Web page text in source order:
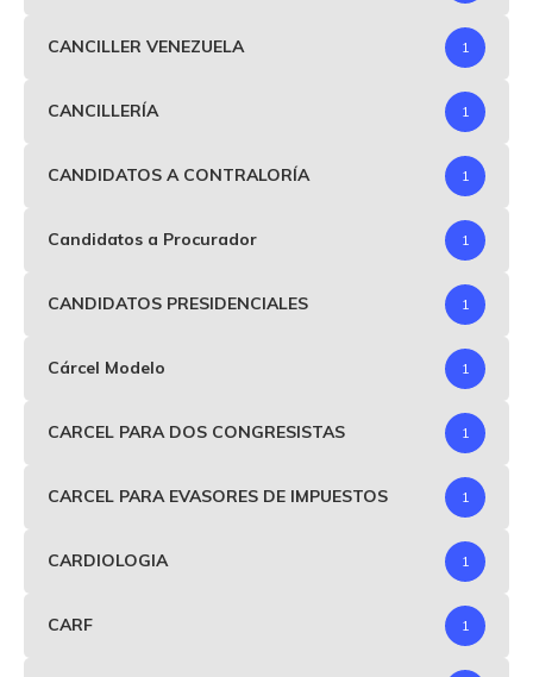
CANCILLER VENEZUELA 1
CANCILLERÍA 1
CANDIDATOS A CONTRALORÍA 1
Candidatos a Procurador 1
CANDIDATOS PRESIDENCIALES 1
Cárcel Modelo 1
CARCEL PARA DOS CONGRESISTAS 1
CARCEL PARA EVASORES DE IMPUESTOS 1
CARDIOLOGIA 1
CARF 1